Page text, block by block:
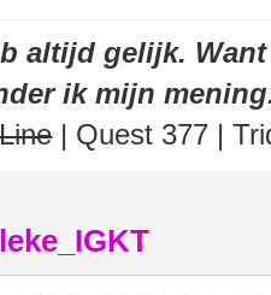
altijd gelijk.
ik mijn
| Quest 377 |